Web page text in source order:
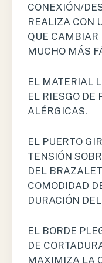
CONEXIÓN/
REALIZA CON
QUE CAMBIAR
MUCHO MÁS
EL MATERIAL
EL RIESGO DE
ALÉRGICAS.
EL PUERTO
TENSIÓN
DEL
COMODIDAD
DURACIÓN
EL BORDE
DE
MAXIMIZA LA